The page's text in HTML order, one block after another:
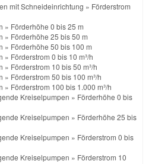
mit Schneideinrichtung » Förderstrom
» Förderhöhe 0 bis 25 m
» Förderhöhe 25 bis 50 m
» Förderhöhe 50 bis 100 m
» Förderstrom 0 bis 10 m³/h
» Förderstrom 10 bis 50 m³/h
» Förderstrom 50 bis 100 m³/h
» Förderstrom 100 bis 1.000 m³/h
Kreiselpumpen » Förderhöhe 0 bis
Kreiselpumpen » Förderhöhe 25 bis
Kreiselpumpen » Förderstrom 0 bis
Kreiselpumpen » Förderstrom 10